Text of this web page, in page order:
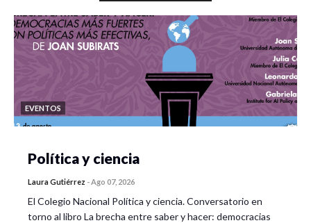
EVENTOS
Política y ciencia
Laura Gutiérrez -Ago 07, 2026
El Colegio Nacional Política y ciencia. Conversatorio en
torno al libro La brecha entre saber y hacer: democracias